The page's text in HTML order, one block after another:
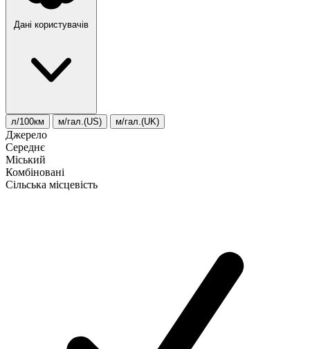
Дані користувачів
л/100км м/гал.(US) м/гал.(UK)
Джерело
Середнє
Міський
Комбіновані
Сільська місцевість